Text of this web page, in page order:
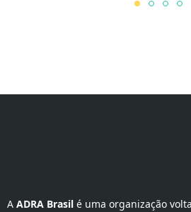
A ADRA Brasil é uma organização